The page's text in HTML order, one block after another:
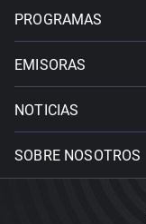
PROGRAMAS
EMISORAS
NOTICIAS
SOBRE NOSOTROS